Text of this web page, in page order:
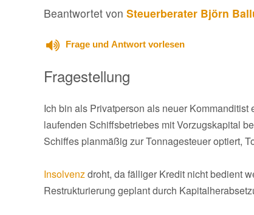
Beantwortet von Steuerberater Björn
Frage und Antwort vorlesen
Fragestellung
Ich bin als Privatperson als neuer
laufenden Schiffsbetriebes mit Vorzugskapital
Schiffes planmäßig zur Tonnagesteuer optiert,
Insolvenzdroht, da fälliger Kredit nicht bedient
Restrukturierung geplant durch